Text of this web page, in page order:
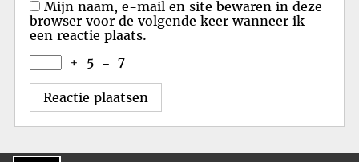
Mijn naam, e-mail en site bewaren in deze
browser voor de volgende keer wanneer ik
een reactie plaats.
+
5 = 7